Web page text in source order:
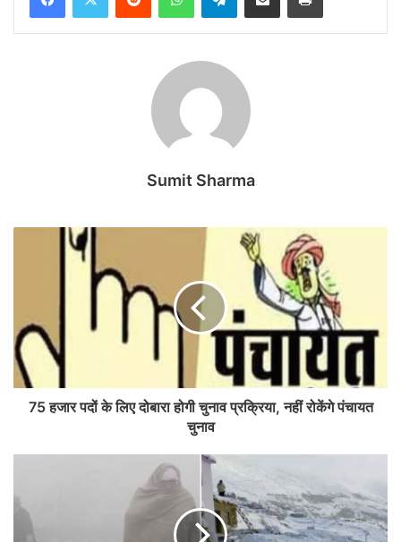
Sumit Sharma
75 हजार पदों के लिए दोबारा होगी चुनाव प्रक्रिया, नहीं रोकेंगे पंचायत
चुनाव